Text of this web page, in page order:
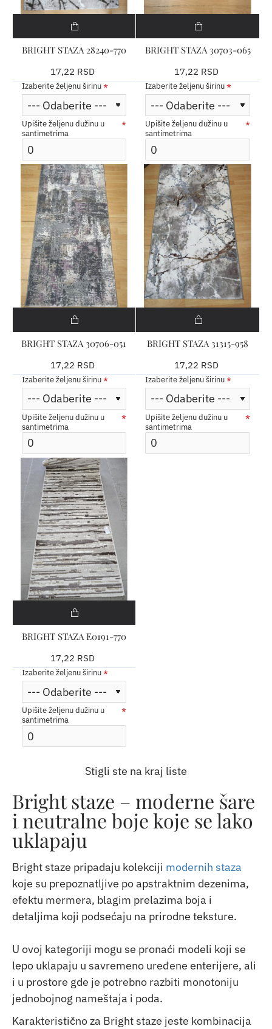
Bright staze – moderne šare
i neutralne boje koje se lako
uklapaju
Bright staze pripadaju kolekciji modernih staza
koje su prepoznatljive po apstraktnim dezenima,
efektu mermera, blagim prelazima boja i
detaljima koji podsećaju na prirodne teksture.
U ovoj kategoriji mogu se pronaći modeli koji se
lepo uklapaju u savremeno uređene enterijere, ali
i u prostore gde je potrebno razbiti monotoniju
jednobojnog nameštaja i poda.
Karakteristično za Bright staze jeste kombinacija
BRIGHT STAZA 28240-770
17,22 RSD
Izaberite željenu širinu
Upišite željenu dužinu u
santimetrima
BRIGHT STAZA 30703-065
17,22 RSD
Izaberite željenu širinu
Upišite željenu dužinu u
santimetrima
BRIGHT STAZA 30706-051
17,22 RSD
Izaberite željenu širinu
Upišite željenu dužinu u
santimetrima
BRIGHT STAZA 31315-958
17,22 RSD
Izaberite željenu širinu
Upišite željenu dužinu u
santimetrima
BRIGHT STAZA E0191-770
17,22 RSD
Izaberite željenu širinu
Upišite željenu dužinu u
santimetrima
Stigli ste na kraj liste